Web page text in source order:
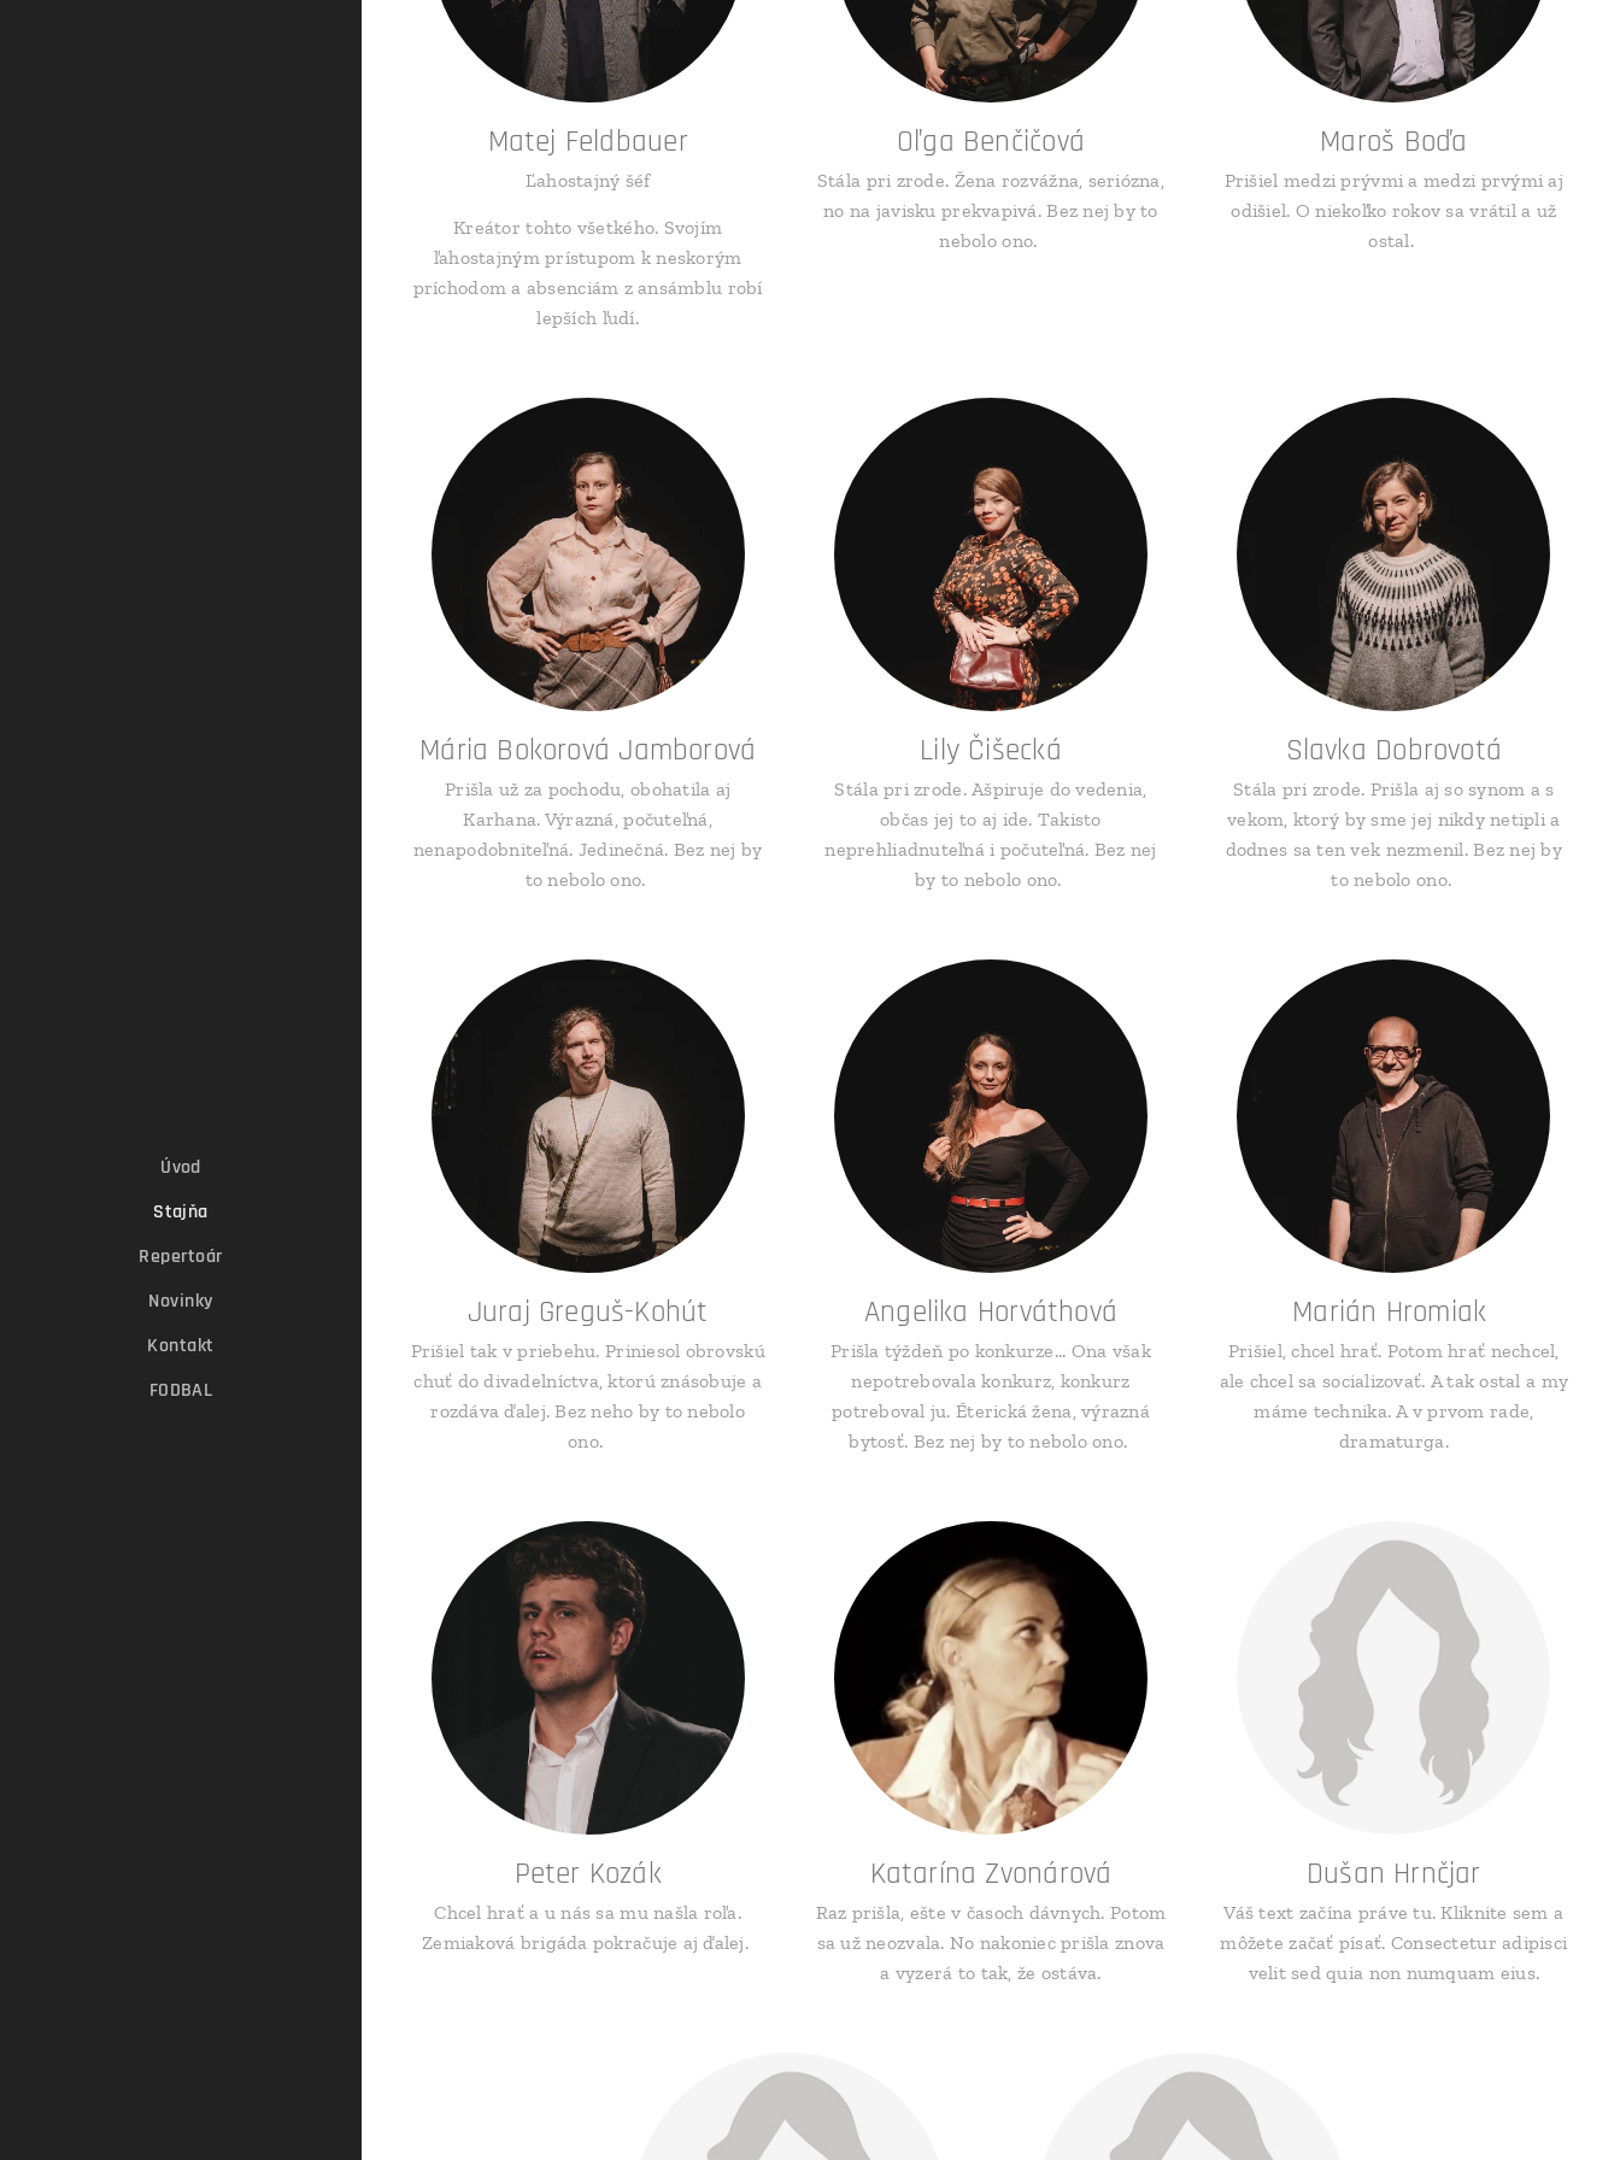
Úvod
Stajňa
Repertoár
Novinky
Kontakt
FODBAL
Matej Feldbauer
Ľahostajný šéf
Kreátor tohto všetkého. Svojím
ľahostajným prístupom k neskorým
príchodom a absenciám z ansámblu robí
lepších ľudí.
Oľga Benčičová
Stála pri zrode. Žena rozvážna, seriózna,
no na javisku prekvapivá. Bez nej by to
nebolo ono.
Maroš Boďa
Prišiel medzi prývmi a medzi prvými aj
odišiel. O niekoľko rokov sa vrátil a už
ostal.
Mária Bokorová Jamborová
Prišla už za pochodu, obohatila aj
Karhana. Výrazná, počuteľná,
nenapodobniteľná. Jedinečná. Bez nej by
to nebolo ono.
Lily Čišecká
Stála pri zrode. Ašpiruje do vedenia,
občas jej to aj ide. Takisto
neprehliadnuteľná i počuteľná. Bez nej
by to nebolo ono.
Slavka Dobrovotá
Stála pri zrode. Prišla aj so synom a s
vekom, ktorý by sme jej nikdy netipli a
dodnes sa ten vek nezmenil. Bez nej by
to nebolo ono.
Juraj Greguš-Kohút
Prišiel tak v priebehu. Priniesol obrovskú
chuť do divadelníctva, ktorú znásobuje a
rozdáva ďalej. Bez neho by to nebolo
ono.
Angelika Horváthová
Prišla týždeň po konkurze... Ona však
nepotrebovala konkurz, konkurz
potreboval ju. Éterická žena, výrazná
bytosť. Bez nej by to nebolo ono.
Marián Hromiak
Prišiel, chcel hrať. Potom hrať nechcel,
ale chcel sa socializovať. A tak ostal a my
máme technika. A v prvom rade,
dramaturga.
Peter Kozák
Chcel hrať a u nás sa mu našla roľa.
Zemiaková brigáda pokračuje aj ďalej.
Katarína Zvonárová
Raz prišla, ešte v časoch dávnych. Potom
sa už neozvala. No nakoniec prišla znova
a vyzerá to tak, že ostáva.
Dušan Hrnčjar
Váš text začína práve tu. Kliknite sem a
môžete začať písať. Consectetur adipisci
velit sed quia non numquam eius.